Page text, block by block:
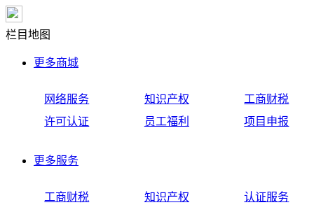
栏目地图
更多商城
网络服务 知识产权
工商财税
许可认证
员工福利 项目申报
更多服务
工商财税 知识产权
认证服务